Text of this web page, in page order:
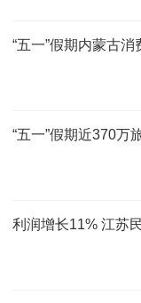
“五一”假期内蒙古
“五一”假期近370万
利润增长11% 江苏